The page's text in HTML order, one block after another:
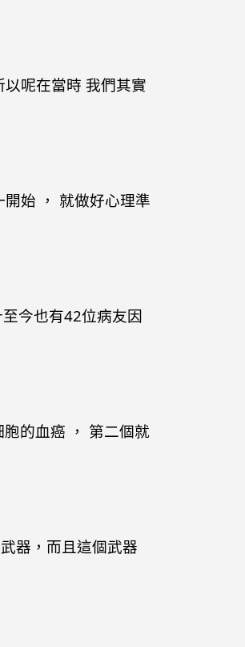
呢在當時 我們其實
始 ， 就做好心理準
今也有42位病友因
的血癌 ， 第二個就
器，而且這個武器